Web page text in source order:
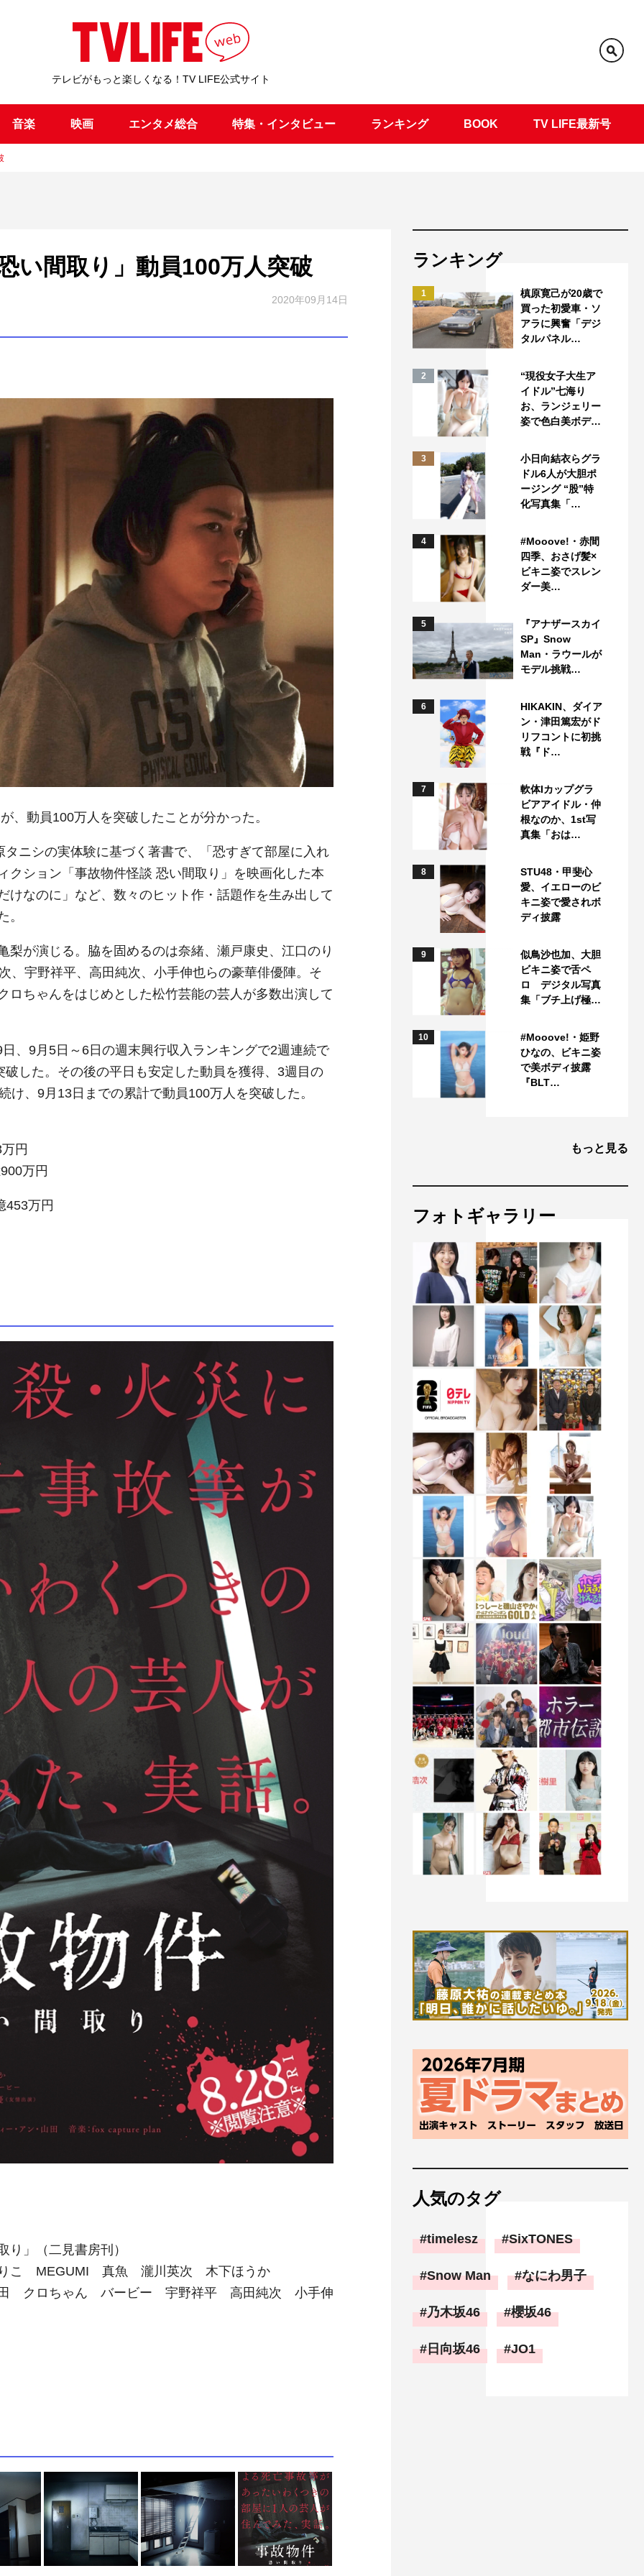
テレビがもっと楽しくなる！TV LIFE公式サイト
音楽 映画 エンタメ総合 特集・インタビュー ランキング BOOK TV LIFE最新号
い間取り」動員100万人突破
2020年09月14日
、動員100万人を突破したことが分かった。
タニシの実体験に基づく著書で、「恐すぎて部屋に入れ
クション「事故物件怪談 恐い間取り」を映画化した本
けなのに」など、数々のヒット作・話題作を生み出して
。
梨が演じる。脇を固めるのは奈緒、瀬戸康史、江口のり
、宇野祥平、高田純次、小手伸也らの豪華俳優陣。そ
ロちゃんをはじめとした松竹芸能の芸人が多数出演して
、9月5日～6日の週末興行収入ランキングで2週連続で
した。その後の平日も安定した動員を獲得、3週目の
、9月13日までの累計で動員100万人を突破した。
円
万円
453万円
」（二見書房刊）
こ MEGUMI 真魚 瀧川英次 木下ほうか
クロちゃん バービー 宇野祥平 高田純次 小手伸
ランキング
1
槙原寛己が20歳で
買った初愛車・ソ
アラに興奮「デジ
タルパネル…
2
“現役女子大生ア
イドル”七海り
お、ランジェリー
姿で色白美ボデ…
3
小日向結衣らグラ
ドル6人が大胆ポ
ージング “股”特
化写真集「…
4
#Mooove!・赤間
四季、おさげ髪×
ビキニ姿でスレン
ダー美…
5
『アナザースカイ
SP』Snow
Man・ラウールが
モデル挑戦…
6
HIKAKIN、ダイア
ン・津田篤宏がド
リフコントに初挑
戦『ド…
7
軟体Iカップグラ
ビアアイドル・仲
根なのか、1st写
真集「おは…
8
STU48・甲斐心
愛、イエローのビ
キニ姿で愛されボ
ディ披露
9
似鳥沙也加、大胆
ビキニ姿で舌ペ
ロ デジタル写真
集「ブチ上げ極…
10
#Mooove!・姫野
ひなの、ビキニ姿
で美ボディ披露
『BLT…
もっと見る
フォトギャラリー
人気のタグ
timelesz SixTONES
Snow Man なにわ男子
乃木坂46 櫻坂46
日向坂46 JO1